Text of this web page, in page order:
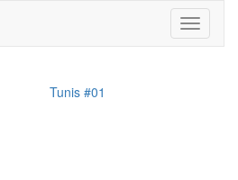
Toggle
Tunis #01